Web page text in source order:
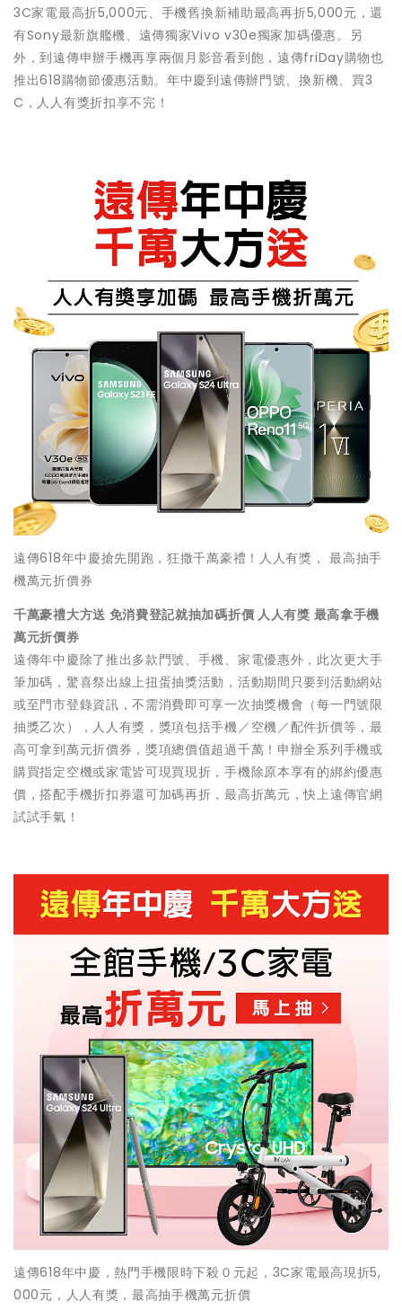
3C家電最高折5,000元、手機舊換新補助最高再折5,000元，還
有Sony最新旗艦機、遠傳獨家Vivo v30e獨家加碼優惠。另
外，到遠傳申辦手機再享兩個月影音看到飽，遠傳friDay購物也
推出618購物節優惠活動。年中慶到遠傳辦門號、換新機、買3
C，人人有獎折扣享不完！
遠傳618年中慶搶先開跑，狂撒千萬豪禮！人人有獎， 最高抽手
機萬元折價券
千萬豪禮大方送 免消費登記就抽加碼折價 人人有獎 最高拿手機
萬元折價券
遠傳年中慶除了推出多款門號、手機、家電優惠外，此次更大手
筆加碼，驚喜祭出線上扭蛋抽獎活動，活動期間只要到活動網站
或至門市登錄資訊，不需消費即可享一次抽獎機會（每一門號限
抽獎乙次），人人有獎，獎項包括手機／空機／配件折價等，最
高可拿到萬元折價券，獎項總價值超過千萬！申辦全系列手機或
購買指定空機或家電皆可現買現折，手機除原本享有的綁約優惠
價，搭配手機折扣券還可加碼再折，最高折萬元，快上遠傳官網
試試手氣！
遠傳618年中慶，熱門手機限時下殺０元起，3C家電最高現折5,
000元，人人有獎，最高抽手機萬元折價